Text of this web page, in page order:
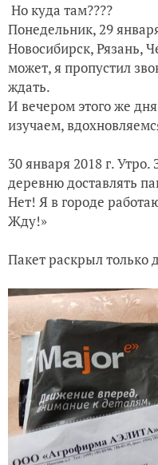
Но куда там????
Понедельник, 29
Новосибирск, Рязань,
может, я пропустил
ждать.
И вечером этого же
изучаем,
30 января 2018 г.
деревню доставлять
Нет! Я в городе
Жду!»
Пакет раскрыл только